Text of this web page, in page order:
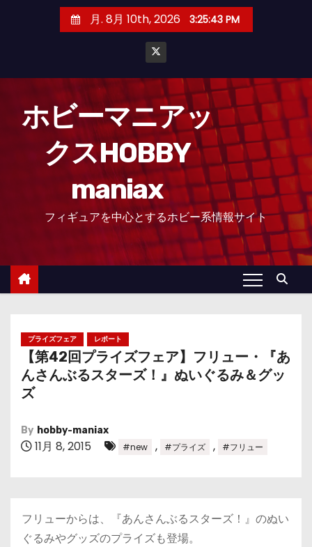
月. 8月 10th, 2026 3:25:44 PM
ホビーマニアッ
クスHOBBY
maniax
フィギュアを中心とするホビー系情報サイト
プライズフェア レポート
【第42回プライズフェア】フリュー・『あ
んさんぶるスターズ！』ぬいぐるみ＆グッ
ズ
By hobby-maniax
11月 8, 2015 #new , #プライズ , #フリュー
フリューからは、『あんさんぶるスターズ！』のぬい
ぐるみやグッズのプライズも登場。